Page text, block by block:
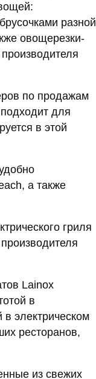
разной
овощерезки-
по продажам
для
в этой
а также
гриля
Lainox
в
электрическом
ресторанов,
из свежих